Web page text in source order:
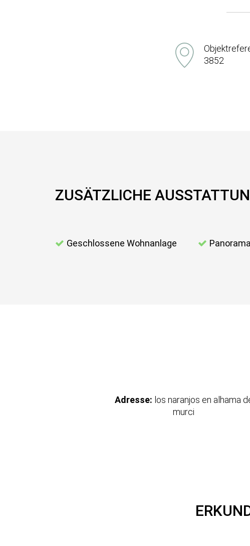
3852
ZUSÄTZLICHE
Geschlossene Wohnanlage
Adresse: los naranjos en alhama de
murci